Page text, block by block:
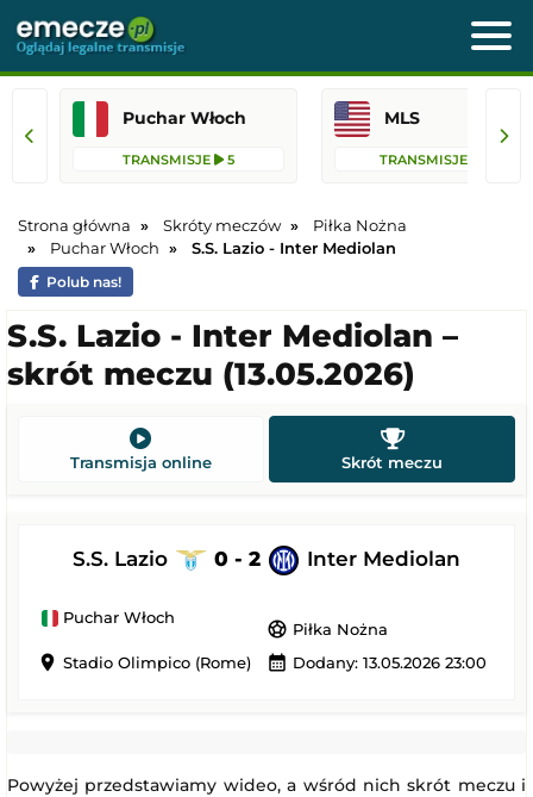
Puchar Włoch
TRANSMISJE 5
MLS
TRANSMISJE
Strona główna Skróty meczów
Piłka Nożna
Puchar Włoch
S.S. Lazio - Inter Mediolan
Polub nas!
S.S. Lazio - Inter Mediolan –
skrót meczu (13.05.2026)
Transmisja online Skrót meczu
S.S. Lazio 0 - 2 Inter Mediolan
Puchar Włoch
sports_soccer Piłka Nożna
location_on Stadio Olimpico (Rome) calendar_month Dodany: 13.05.2026 23:00
Powyżej przedstawiamy wideo, a wśród nich skrót meczu i